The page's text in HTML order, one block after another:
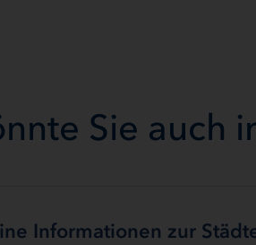
Sie auch
Informationen zur